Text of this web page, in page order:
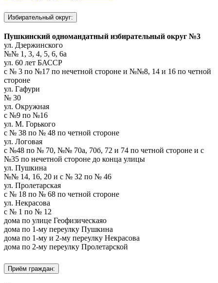
Избирательный округ:
Пушкинский одномандатный избирательный округ №3
ул. Дзержинского
№№ 1, 3, 4, 5, 6, 6а
ул. 60 лет БАССР
с № 3 по №17 по нечетной стороне и №№8, 14 и 16 по четной
стороне
ул. Гафури
№ 30
ул. Окружная
с №9 по №16
ул. М. Горького
с № 38 по № 48 по четной стороне
ул. Логовая
с №48 по № 70, №№ 70а, 70б, 72 и 74 по четной стороне и с
№35 по нечетной стороне до конца улицы
ул. Пушкина
№№ 14, 16, 20 и с № 32 по № 46
ул. Пролетарская
с № 18 по № 68 по четной стороне
ул. Некрасова
с № 1 по № 12
дома по улицe Геофизическаяо
дома по 1-му переулку Пушкина
дома по 1-му и 2-му переулку Некрасова
дома по 2-му переулку Пролетарской
Приём граждан: